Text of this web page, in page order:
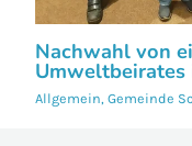
Nachwahl von
Umweltbeirates
Allgemein,Gemeinde